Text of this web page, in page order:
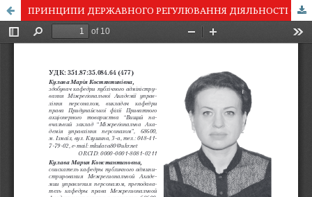
ПРИНЦИПИ ДЕРЖАВНОГО РЕГУЛЮВАННЯ ДІЯЛЬНОСТІ ОРГАНІВ ДВС ТА ПРИВАТНИХ ВИКОНАВЦІВ